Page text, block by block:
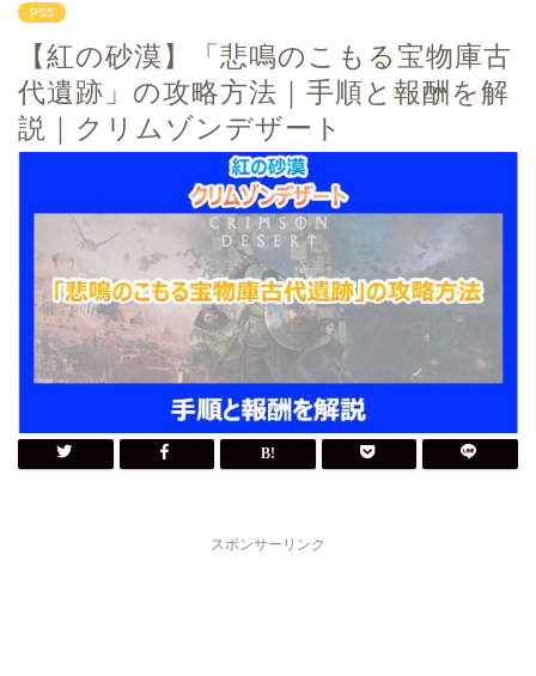
PS5
【紅の砂漠】「悲鳴のこもる宝物庫古
代遺跡」の攻略方法｜手順と報酬を解
説｜クリムゾンデザート
スポンサーリンク